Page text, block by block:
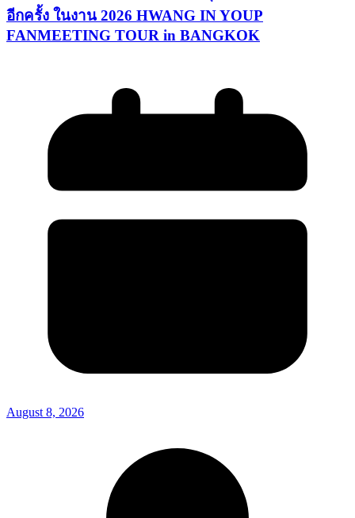
อีกครั้ง ในงาน 2026 HWANG IN YOUP
FANMEETING TOUR in BANGKOK
August 8, 2026